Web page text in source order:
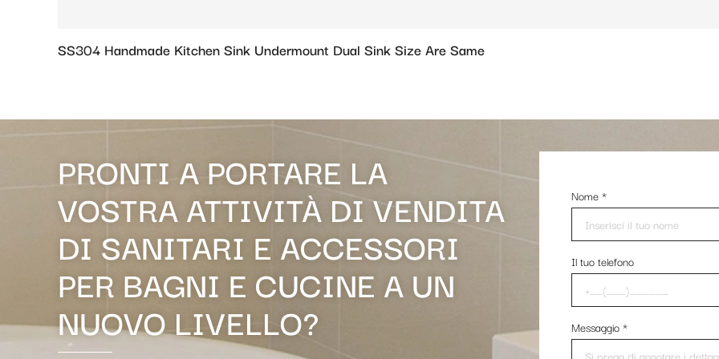
SS304 Handmade Kitchen Sink Undermount Dual Sink Size Are Same
PRONTI A PORTARE LA
VOSTRA ATTIVITÀ DI VENDITA
DI SANITARI E ACCESSORI
PER BAGNI E CUCINE A UN
NUOVO LIVELLO?
Nome*
Il tuo telefono
Messaggio*